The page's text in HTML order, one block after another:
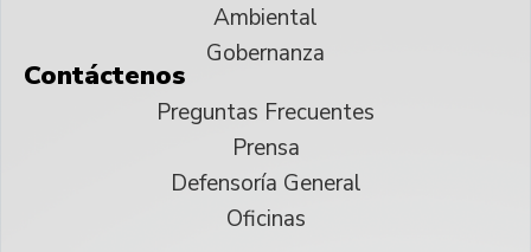
Ambiental
Gobernanza
Contáctenos
Preguntas Frecuentes
Prensa
Defensoría General
Oficinas